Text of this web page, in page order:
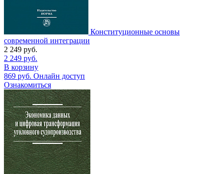
Конституционные основы
современной интеграции
2 249 руб.
2 249 руб.
В корзину
869 руб. Онлайн доступ
Ознакомиться